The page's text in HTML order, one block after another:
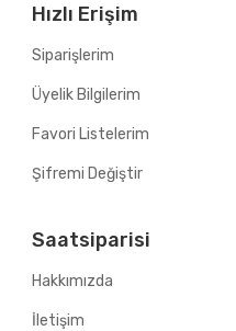
Hızlı Erişim
Siparişlerim
Üyelik Bilgilerim
Favori Listelerim
Şifremi Değiştir
Saatsiparisi
Hakkımızda
İletişim